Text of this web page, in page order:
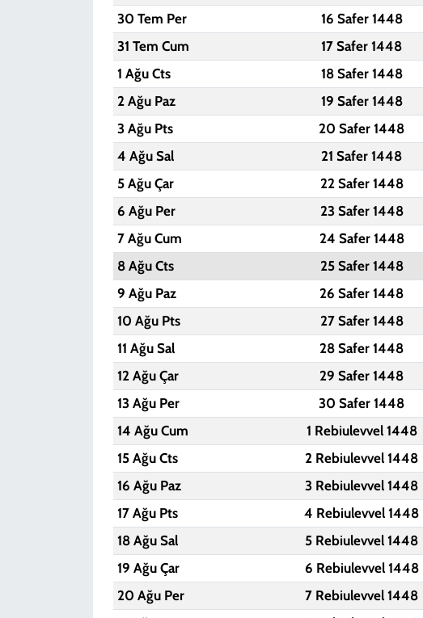
30 Tem Per
16 Safer 1448
31 Tem Cum
17 Safer 1448
1 Ağu Cts
18 Safer 1448
2 Ağu Paz
19 Safer 1448
3 Ağu Pts
20 Safer 1448
4 Ağu Sal
21 Safer 1448
5 Ağu Çar
22 Safer 1448
6 Ağu Per
23 Safer 1448
7 Ağu Cum
24 Safer 1448
8 Ağu Cts
25 Safer 1448
9 Ağu Paz
26 Safer 1448
10 Ağu Pts
27 Safer 1448
11 Ağu Sal
28 Safer 1448
12 Ağu Çar
29 Safer 1448
13 Ağu Per
30 Safer 1448
14 Ağu Cum
1 Rebiulevvel 1448
15 Ağu Cts
2 Rebiulevvel 1448
16 Ağu Paz
3 Rebiulevvel 1448
17 Ağu Pts
4 Rebiulevvel 1448
18 Ağu Sal
5 Rebiulevvel 1448
19 Ağu Çar
6 Rebiulevvel 1448
20 Ağu Per
7 Rebiulevvel 1448